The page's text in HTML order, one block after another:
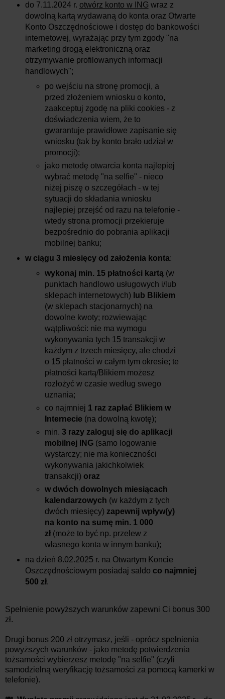
do 7.11.2024 r. otwórz konto w ING wraz z
dowolną kartą wydawaną do konta oraz Otwarte
Konto Oszczędnościowe i dostęp do bankowości
internetowej, wyrażając przy tym zgody "na
marketing drogą elektroniczną oraz
otrzymywanie profilowanych informacji
handlowych";
po wejściu na stronę promocji, a
przed złożeniem wniosku o konto,
zaakceptuj zgodę na pliki cookies - z
doświadczenia wiem, że to
gwarantuje prawidłowe zapisanie się
wniosku (tak by konto brało udział w
promocji);
jako metodę otwarcia konta najlepiej
wybrać metodę "na selfie" - nieco
niżej piszę o szczegółach - w tej
sytuacji do składania wniosku
najlepiej przejść od razu na telefonie -
wtedy strona promocji przekieruje
bezpośrednio do pobrania aplikacji
mobilnej banku;
w ciągu 3 miesięcy od założenia konta:
wykonaj min. 15 płatności kartą (w
punktach handlowo usługowych i/lub
sklepach internetowych) lub Blikiem
(w sklepach stacjonarnych) na
dowolne kwoty; rozwiewając
wątpliwości: nie ma wymogu
wykonywania tych 15 transakcji w
każdym z trzech miesięcy, ale chodzi
o 15 płatności w całym tym okresie; te
płatności kartą/Blikiem możesz
rozłożyć w czasie według swego
uznania;
co najmniej 1 raz zapłać Blikiem w
Internecie (na dowolną kwotę);
min.3 razy zaloguj się do aplikacji
mobilnej ING (samo logowanie
wystarczy; nie ma konieczności
wykonywania jakichkolwiek
transakcji) oraz
w dwóch dowolnych miesiącach
kalendarzowych (w każdym z tych
dwóch miesięcy) zapewnij wpływ(y)
na konto na sumę min. 1 000
zł (może to być np. przelew z
własnego konta w innym banku);
na dzień 8.02.2025 r. na Otwartym Koncie
Oszczędnościowym posiadaj saldo co najmniej
500 zł.
Spełnienie powyższych warunków zapewni Ci bonus 300
zł.
Drugi bonus 200 zł otrzymasz, jeśli - oprócz spełnienia
powyższych warunków - jako metodę potwierdzenia
tożsamości wybierzesz metodę "na selfie" (czyli
samodzielną weryfikację tożsamości za pomocą kamerki w
telefonie).